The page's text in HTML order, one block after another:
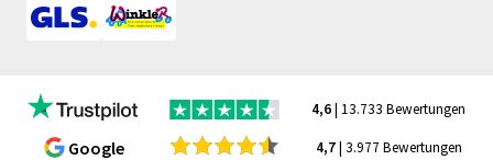
4,6| 13.733 Bewertungen
Google 4,7| 3.977 Bewertungen